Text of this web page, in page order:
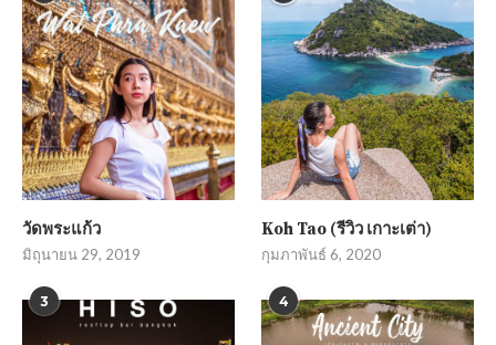
วัดพระแก้ว
มิถุนายน 29, 2019
Koh Tao (รีวิว เกาะเต่า)
กุมภาพันธ์ 6, 2020
3 4